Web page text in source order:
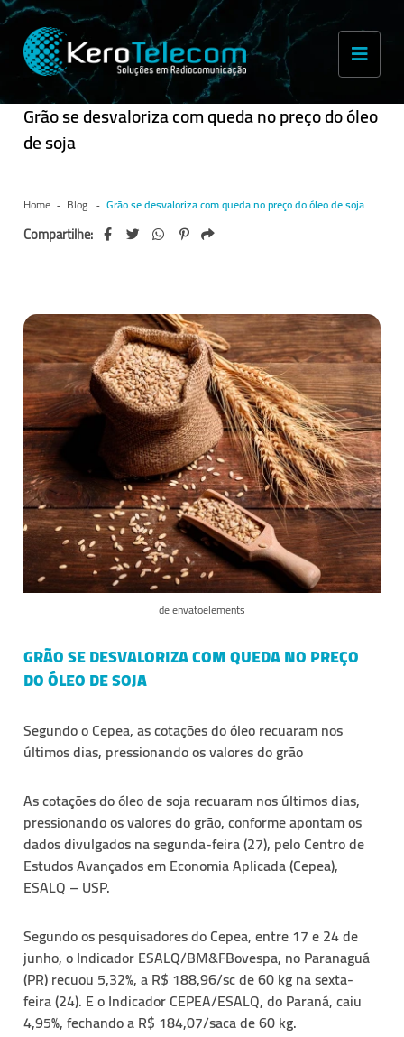
Grão se desvaloriza com queda no preço do óleo
de soja
Home Blog Grão se desvaloriza com queda no preço do óleo de soja
Compartilhe:
de envatoelements
GRÃO SE DESVALORIZA COM QUEDA NO PREÇO
DO ÓLEO DE SOJA
Segundo o Cepea, as cotações do óleo recuaram nos
últimos dias, pressionando os valores do grão
As cotações do óleo de soja recuaram nos últimos dias,
pressionando os valores do grão, conforme apontam os
dados divulgados na segunda-feira (27), pelo Centro de
Estudos Avançados em Economia Aplicada (Cepea),
ESALQ – USP.
Segundo os pesquisadores do Cepea, entre 17 e 24 de
junho, o Indicador ESALQ/BM&FBovespa, no Paranaguá
(PR) recuou 5,32%, a R$ 188,96/sc de 60 kg na sexta-
feira (24). E o Indicador CEPEA/ESALQ, do Paraná, caiu
4,95%, fechando a R$ 184,07/saca de 60 kg.